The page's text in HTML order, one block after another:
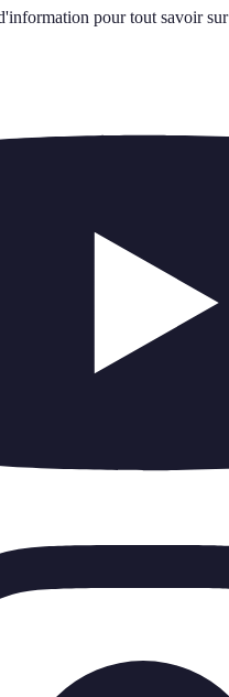
pour tout savoir sur